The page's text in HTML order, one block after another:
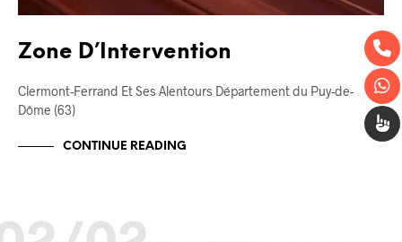
Zone D’Intervention
Clermont-Ferrand Et Ses Alentours Département du Puy-de-
Dôme (63)
CONTINUE READING